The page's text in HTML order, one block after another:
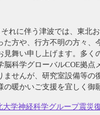
れに伴う津波では、東北
た方や、行方不明の方々、
見舞い申し上げます。多く
脳科学グローバルCOE拠点
ませんが、研究室設備等の
暖かいご支援を宜しく御
大学神経科学グループ震災